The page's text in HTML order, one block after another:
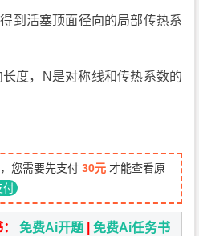
到活塞顶面径向的局部传热系
度，N是对称线和传热系数的
您需要先支付30元 才能查看原
付
：免费Ai开题 |免费Ai任务书